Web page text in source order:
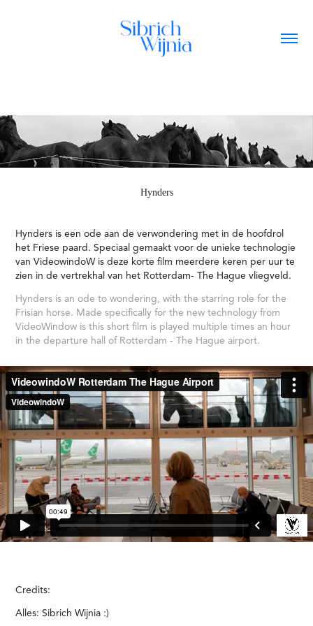
Hynders
Hynders is een ode aan de verwondering met in de hoofdrol
het Friese paard. Speciaal gemaakt voor de unieke technologie
van VideowindoW is deze korte film meerdere keren per uur te
zien in de vertrekhal van het Rotterdam- The Hague vliegveld.
Hynders is an ode to wondering, with the starring role for the
Frisian horse. Made specifically for the new technology from
VideoWindow is this short film is played multiple times an hour
in the departure hall of Rotterdam - The Hague airport.
Credits:
Alles: Sibrich Wijnia :)